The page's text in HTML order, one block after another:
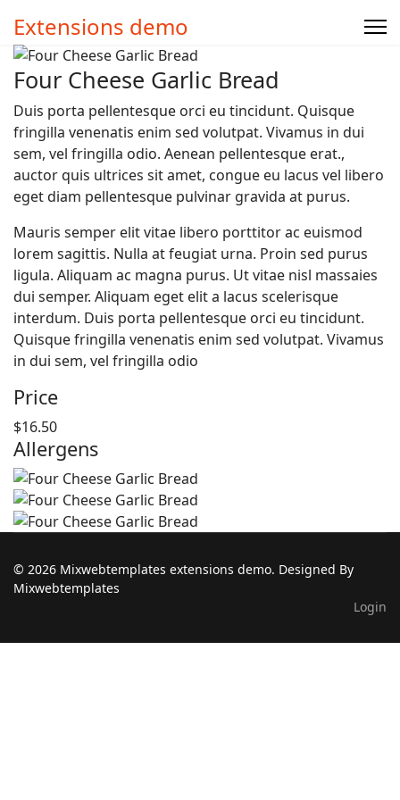
Extensions demo
Four Cheese Garlic Bread
Duis porta pellentesque orci eu tincidunt. Quisque
fringilla venenatis enim sed volutpat. Vivamus in dui
sem, vel fringilla odio. Aenean pellentesque erat.,
auctor quis ultrices sit amet, congue eu lacus vel libero
eget diam pellentesque pulvinar gravida at purus.
Mauris semper elit vitae libero porttitor ac euismod
lorem sagittis. Nulla at feugiat urna. Proin sed purus
ligula. Aliquam ac magna purus. Ut vitae nisl massaies
dui semper. Aliquam eget elit a lacus scelerisque
interdum. Duis porta pellentesque orci eu tincidunt.
Quisque fringilla venenatis enim sed volutpat. Vivamus
in dui sem, vel fringilla odio
Price
$16.50
Allergens
© 2026 Mixwebtemplates extensions demo. Designed By
Mixwebtemplates
Login